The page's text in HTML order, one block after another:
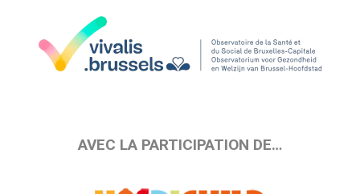
AVEC LA PARTICIPATION DE…